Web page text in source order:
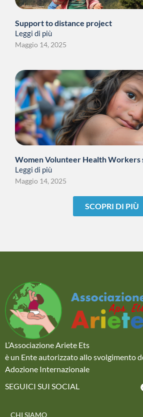
Support to distance project
Leggi di più
Maggio 14, 2025
Women Volunteer Health
Leggi di più
Maggio 14, 2025
SCOPRI DI PIÙ
L’Associazione Ariete Ets
è un Ente autorizzato allo svolgimento
Adozione Internazionale
SEGUICI SUI SOCIAL
CHI SIAMO